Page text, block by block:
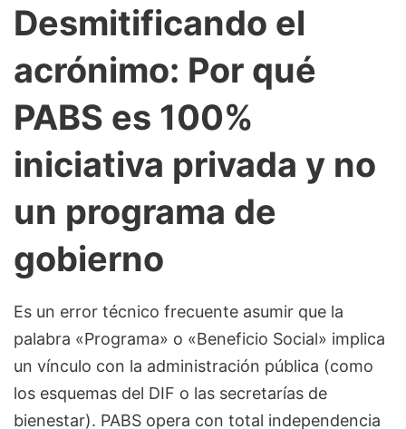
Desmitificando el
acrónimo: Por qué
PABS es 100%
iniciativa privada y no
un programa de
gobierno
Es un error técnico frecuente asumir que la
palabra «Programa» o «Beneficio Social» implica
un vínculo con la administración pública (como
los esquemas del DIF o las secretarías de
bienestar). PABS opera con total independencia